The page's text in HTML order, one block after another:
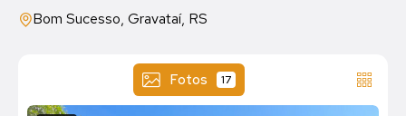
Bom Sucesso, Gravataí, RS
Fotos 17